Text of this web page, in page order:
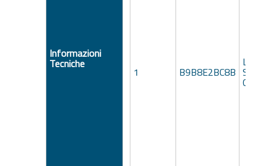
Informazioni
Tecniche
1 B9B8E2BC8B SPAZI